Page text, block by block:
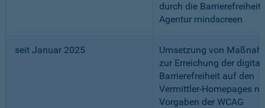
durch die
Agentur mindscreen
seit Januar 2025
Umsetzung von
zur Erreichung der
Barrierefreiheit auf den
Vermittler-Homepages
Vorgaben der WCAG